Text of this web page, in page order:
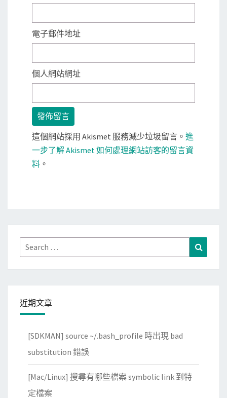
電子郵件地址
個人網站網址
這個網站採用 Akismet 服務減少垃圾留言。 進
一步了解 Akismet 如何處理網站訪客的留言資
料 。
Search
for:
近期文章
[SDKMAN] source ~/.bash_profile 時出現 bad
substitution 錯誤
[Mac/Linux] 搜尋有哪些檔案 symbolic link 到特
定檔案